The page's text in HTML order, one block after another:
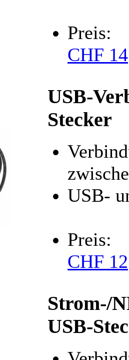
Preis:
CHF 14
USB-
Stecker
USB-
Preis:
CHF 12
Strom-/
USB-